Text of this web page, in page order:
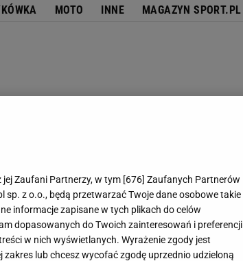
MOTO INNE MAGAZYN SPORT.PL
jej Zaufani Partnerzy, w tym [676] Zaufanych Partnerów
sp. z o.o., będą przetwarzać Twoje dane osobowe takie
informacje zapisane w tych plikach do celów
dopasowanych do Twoich zainteresowań i preferencji
w nich wyświetlanych. Wyrażenie zgody jest
lub chcesz wycofać zgodę uprzednio udzieloną